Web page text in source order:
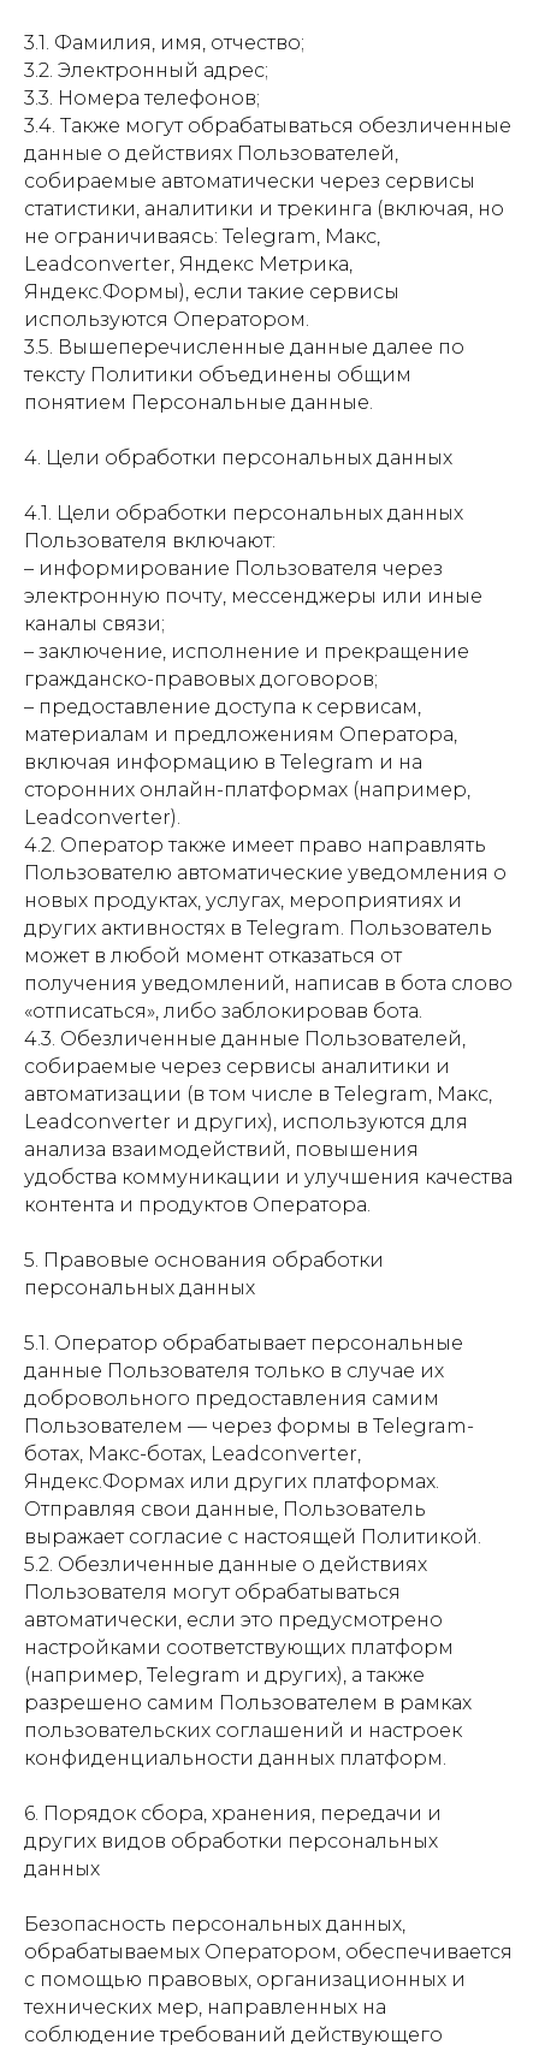
3.1. Фамилия, имя, отчество;
3.2. Электронный адрес;
3.3. Номера телефонов;
3.4. Также могут обрабатываться обезличенные
данные о действиях Пользователей,
собираемые автоматически через сервисы
статистики, аналитики и трекинга (включая, но
не ограничиваясь: Telegram, Макс,
Leadconverter, Яндекс Метрика,
Яндекс.Формы), если такие сервисы
используются Оператором.
3.5. Вышеперечисленные данные далее по
тексту Политики объединены общим
понятием Персональные данные.
4. Цели обработки персональных данных
4.1. Цели обработки персональных данных
Пользователя включают:
– информирование Пользователя через
электронную почту, мессенджеры или иные
каналы связи;
– заключение, исполнение и прекращение
гражданско-правовых договоров;
– предоставление доступа к сервисам,
материалам и предложениям Оператора,
включая информацию в Telegram и на
сторонних онлайн-платформах (например,
Leadconverter).
4.2. Оператор также имеет право направлять
Пользователю автоматические уведомления о
новых продуктах, услугах, мероприятиях и
других активностях в Telegram. Пользователь
может в любой момент отказаться от
получения уведомлений, написав в бота слово
«отписаться», либо заблокировав бота.
4.3. Обезличенные данные Пользователей,
собираемые через сервисы аналитики и
автоматизации (в том числе в Telegram, Макс,
Leadconverter и других), используются для
анализа взаимодействий, повышения
удобства коммуникации и улучшения качества
контента и продуктов Оператора.
5. Правовые основания обработки
персональных данных
5.1. Оператор обрабатывает персональные
данные Пользователя только в случае их
добровольного предоставления самим
Пользователем — через формы в Telegram-
ботах, Макс-ботах, Leadconverter,
Яндекс.Формах или других платформах.
Отправляя свои данные, Пользователь
выражает согласие с настоящей Политикой.
5.2. Обезличенные данные о действиях
Пользователя могут обрабатываться
автоматически, если это предусмотрено
настройками соответствующих платформ
(например, Telegram и других), а также
разрешено самим Пользователем в рамках
пользовательских соглашений и настроек
конфиденциальности данных платформ.
6. Порядок сбора, хранения, передачи и
других видов обработки персональных
данных
Безопасность персональных данных,
обрабатываемых Оператором, обеспечивается
с помощью правовых, организационных и
технических мер, направленных на
соблюдение требований действующего